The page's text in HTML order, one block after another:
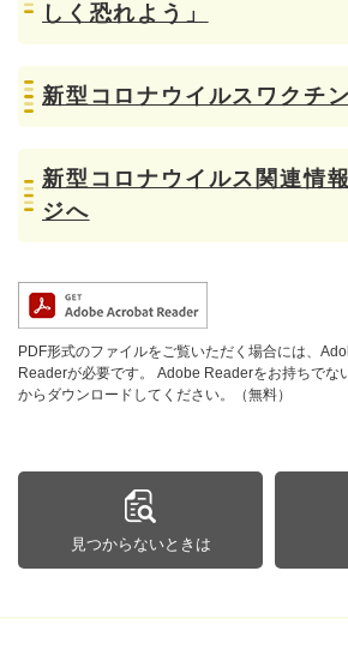
しく恐れよう」
新型コロナウイルスワクチ
新型コロナウイルス関連情
ジへ
PDF形式のファイルをご覧いただく場合には、
Readerが必要です。
Adobe Readerをお持ちでな
からダウンロードしてください。（無料）
見つからないときは